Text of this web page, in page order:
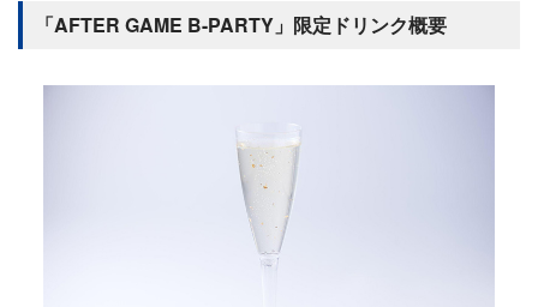
「AFTER GAME B-PARTY」限定ドリンク概要